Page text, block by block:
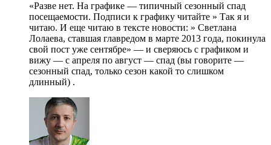
«Разве нет. На графике — типичный сезонный спад
посещаемости. Подписи к графику читайте » Так я и
читаю. И еще читаю в тексте новости: » Светлана
Лолаева, ставшая главредом в марте 2013 года, покинула
свой пост уже сентябре» — и сверяюсь с графиком и
вижу — с апреля по август — спад (вы говорите —
сезонный спад, только сезон какой то слишком
длинный) .